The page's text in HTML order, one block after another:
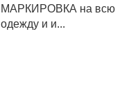
МАРКИРОВКА на всю
одежду и и...